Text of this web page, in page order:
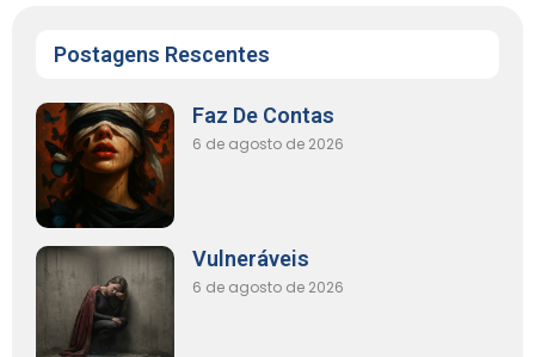
Postagens Rescentes
Faz De Contas
6 de agosto de 2026
Vulneráveis
6 de agosto de 2026